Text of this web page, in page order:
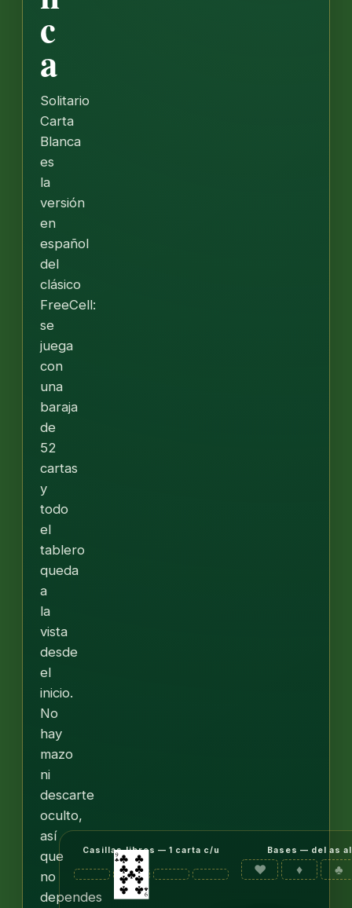
c
a
Solitario
Carta
Blanca
es
la
versión
en
español
del
clásico
FreeCell:
se
juega
con
una
baraja
de
52
cartas
y
todo
el
tablero
queda
a
la
vista
desde
el
inicio.
No
hay
mazo
ni
descarte
oculto,
así
que
no
dependes
Casillas libres — 1 carta c/u Bases — del as
♥ ♦ ♣